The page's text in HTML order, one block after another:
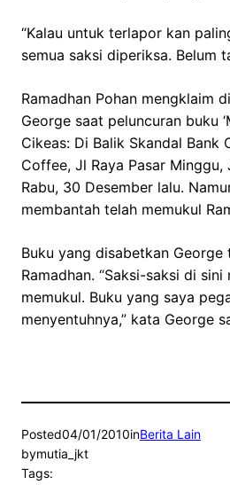
“Kalau untuk terlapor kan
semua saksi diperiksa. Belum
Ramadhan Pohan mengklaim
George saat peluncuran buku
Cikeas: Di Balik Skandal Bank
Coffee, Jl Raya Pasar Minggu,
Rabu, 30 Desember lalu.
membantah telah memukul
Buku yang disabetkan George
Ramadhan. “Saksi-saksi di
memukul. Buku yang saya
menyentuhnya,” kata George
Posted04/01/2010inBerita Lain
bymutia_jkt
Tags: